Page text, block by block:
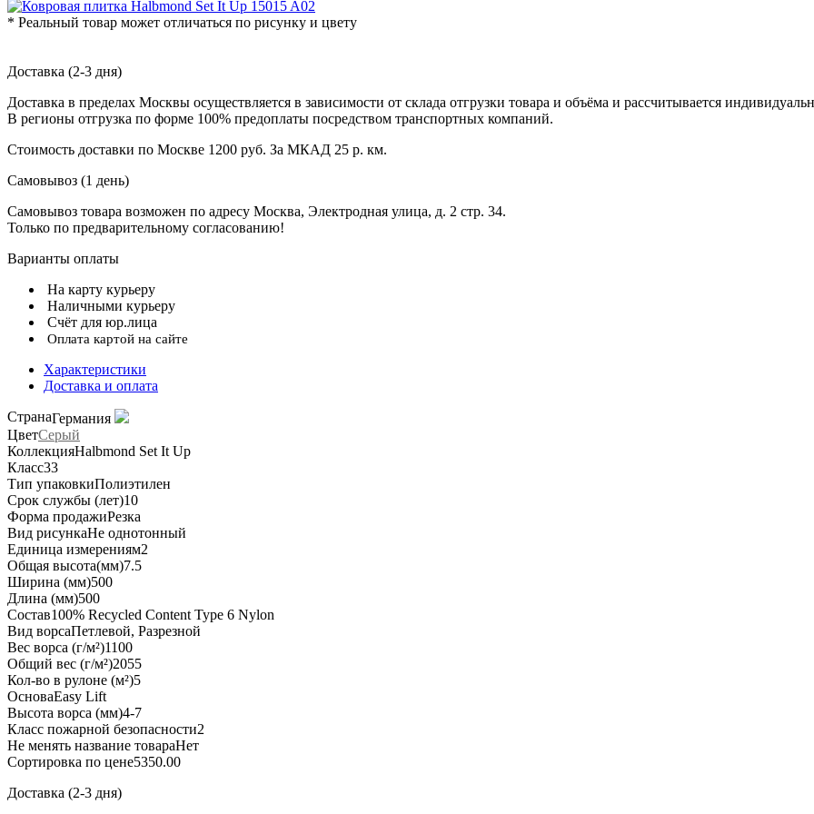
* Реальный товар может отличаться по рисунку и цвету
Доставка (2-3 дня)
Доставка в пределах Москвы осуществляется в зависимости от склада отгрузки товара и объёма и рассчитывается
В регионы отгрузка по форме 100% предоплаты посредством транспортных компаний.
Стоимость доставки по Москве 1200 руб. За МКАД 25 р. км.
Самовывоз (1 день)
Самовывоз товара возможен по адресу Москва, Электродная улица, д. 2 стр. 34.
Только по предварительному согласованию!
Варианты оплаты
На карту курьеру
Наличными курьеру
Счёт для юр.лица
Оплата картой на сайте
Характеристики
Доставка и оплата
СтранаГермания
ЦветСерый
КоллекцияHalbmond Set It Up
Класс33
Тип упаковкиПолиэтилен
Срок службы (лет)10
Форма продажиРезка
Вид рисункаНе однотонный
Единица измерениям2
Общая высота(мм)7.5
Ширина (мм)500
Длина (мм)500
Состав100% Recycled Content Type 6 Nylon
Вид ворсаПетлевой, Разрезной
Вес ворса (г/м²)1100
Общий вес (г/м²)2055
Кол-во в рулоне (м²)5
ОсноваEasy Lift
Высота ворса (мм)4-7
Класс пожарной безопасности2
Не менять название товараНет
Сортировка по цене5350.00
Доставка (2-3 дня)